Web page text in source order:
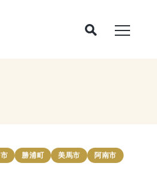
勝浦町 美馬市 阿南市